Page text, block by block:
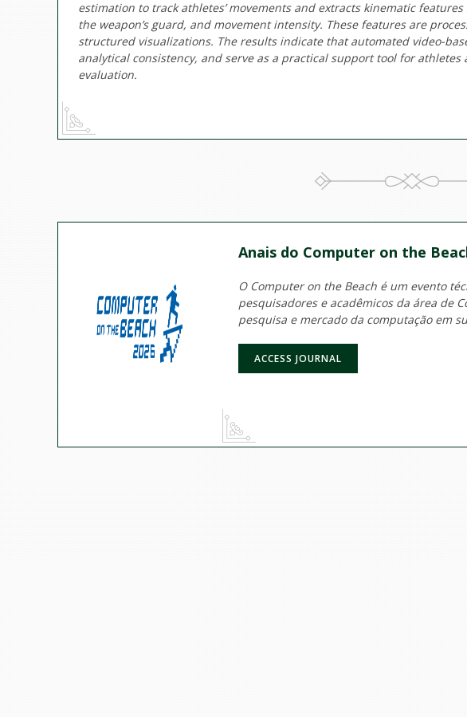
estimation to track athletes’ movements and extracts kinematic
the weapon’s guard, and movement intensity. These features are
structured visualizations. The results indicate that automated video-
analytical consistency, and serve as a practical support tool for
evaluation.
Anais do Computer on the
O Computer on the Beach é um evento
pesquisadores e acadêmicos da área de
pesquisa e mercado da computação em
ACCESS JOURNAL